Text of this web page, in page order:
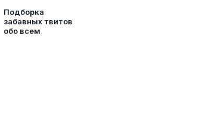
Подборка
забавных твитов
обо всем